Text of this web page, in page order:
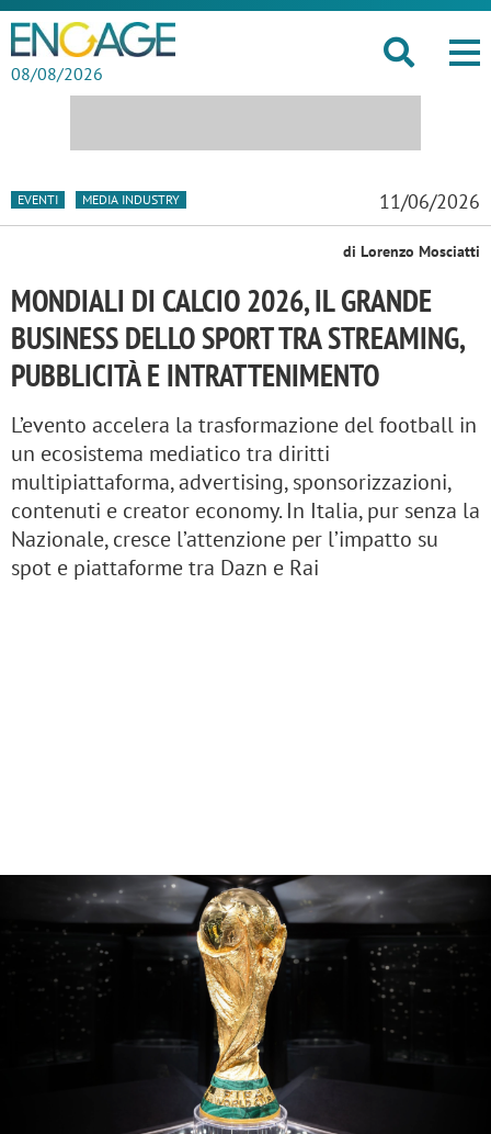
08/08/2026
EVENTI MEDIA INDUSTRY 11/06/2026
di Lorenzo Mosciatti
MONDIALI DI CALCIO 2026, IL GRANDE
BUSINESS DELLO SPORT TRA STREAMING,
PUBBLICITÀ E INTRATTENIMENTO
L’evento accelera la trasformazione del football in
un ecosistema mediatico tra diritti
multipiattaforma, advertising, sponsorizzazioni,
contenuti e creator economy. In Italia, pur senza la
Nazionale, cresce l’attenzione per l’impatto su
spot e piattaforme tra Dazn e Rai